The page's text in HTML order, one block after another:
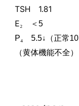
TSH
1.81
E₂ ＜ 5
P₄ 5.5↓（正常10
（黄体機能不全）